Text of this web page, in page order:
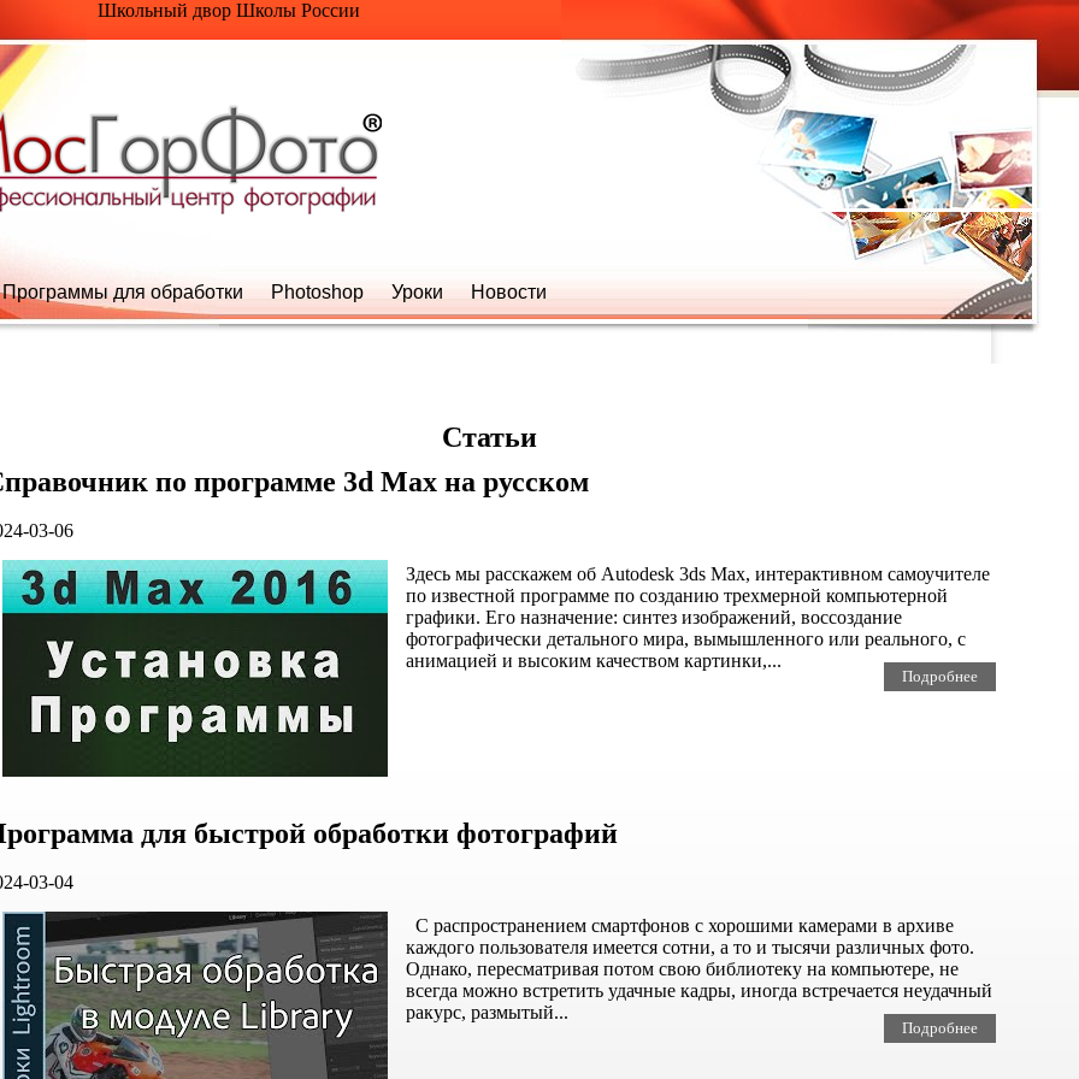
Школьный двор Школы России
Программы для обработки Photoshop Уроки Новости
Статьи
по программе 3d Max на русском
03-06
Здесь мы расскажем об Autodesk 3ds Max, интерактивном самоучителе
по известной программе по созданию трехмерной компьютерной
графики. Его назначение: синтез изображений, воссоздание
фотографически детального мира, вымышленного или реального, с
анимацией и высоким качеством картинки,...
Подробнее
для быстрой обработки фотографий
03-04
С распространением смартфонов с хорошими камерами в архиве
каждого пользователя имеется сотни, а то и тысячи различных фото.
Однако, пересматривая потом свою библиотеку на компьютере, не
всегда можно встретить удачные кадры, иногда встречается неудачный
ракурс, размытый...
Подробнее